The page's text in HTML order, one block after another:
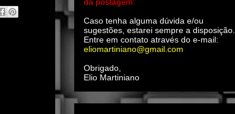
da postagem.
Caso tenha alguma dúvida e/ou
sugestões, estarei sempre a disposição.
Entre em contato através do e-mail:
eliomartiniano@gmail.com
Obrigado,
Elio Martiniano